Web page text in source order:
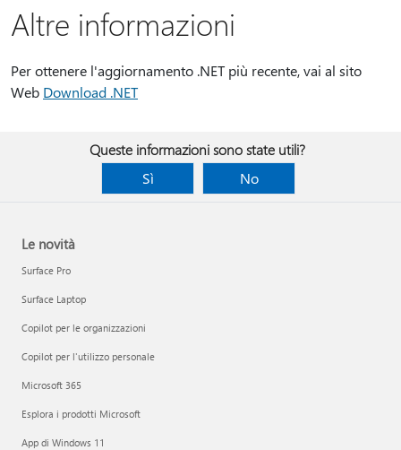
Altre informazioni
Per ottenere l'aggiornamento .NET più recente, vai al sito
Web Download .NET
Queste informazioni sono state utili?
Sì
No
Le novità
Surface Pro
Surface Laptop
Copilot per le organizzazioni
Copilot per l'utilizzo personale
Microsoft 365
Esplora i prodotti Microsoft
App di Windows 11